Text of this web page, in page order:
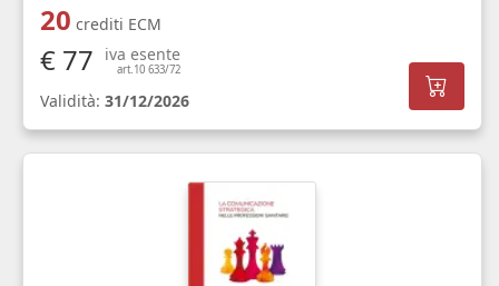
20 crediti ECM
€ 77 iva esente
art.10 633/72
Validità: 31/12/2026